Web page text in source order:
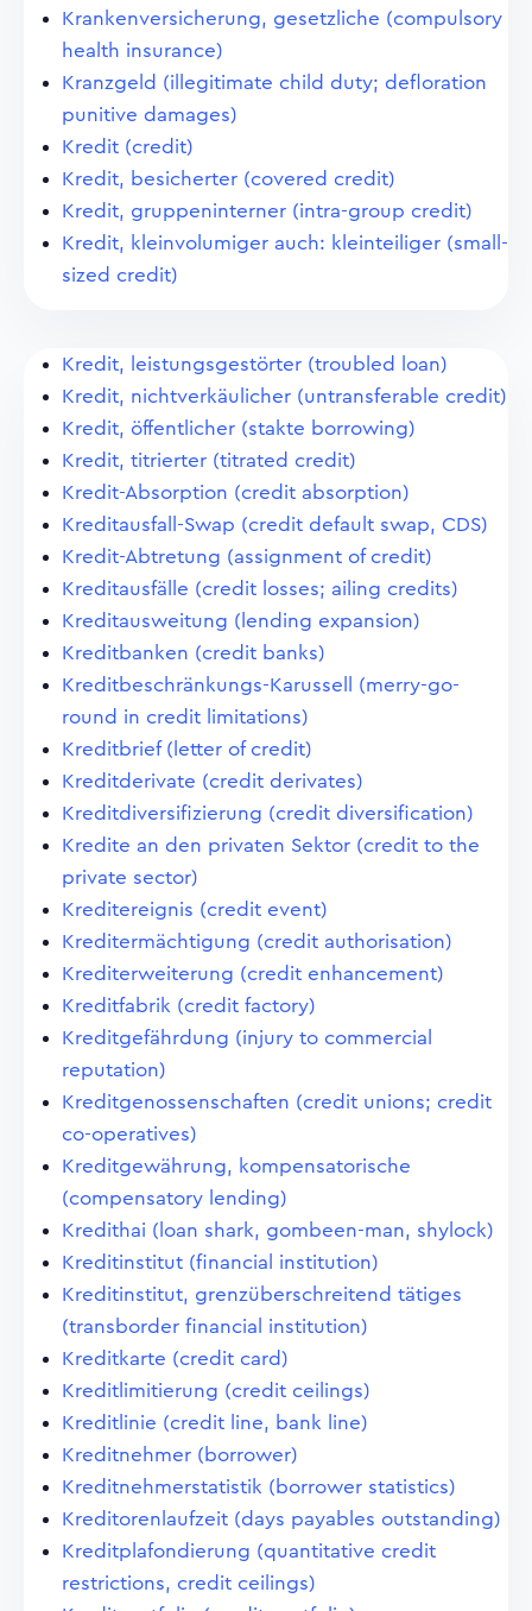
Krankenversicherung, gesetzliche (compulsory
health insurance)
Kranzgeld (illegitimate child duty; defloration
punitive damages)
Kredit (credit)
Kredit, besicherter (covered credit)
Kredit, gruppeninterner (intra-group credit)
Kredit, kleinvolumiger auch: kleinteiliger (small-
sized credit)
Kredit, leistungsgestörter (troubled loan)
Kredit, nichtverkäulicher (untransferable credit)
Kredit, öffentlicher (stakte borrowing)
Kredit, titrierter (titrated credit)
Kredit-Absorption (credit absorption)
Kreditausfall-Swap (credit default swap, CDS)
Kredit-Abtretung (assignment of credit)
Kreditausfälle (credit losses; ailing credits)
Kreditausweitung (lending expansion)
Kreditbanken (credit banks)
Kreditbeschränkungs-Karussell (merry-go-
round in credit limitations)
Kreditbrief (letter of credit)
Kreditderivate (credit derivates)
Kreditdiversifizierung (credit diversification)
Kredite an den privaten Sektor (credit to the
private sector)
Kreditereignis (credit event)
Kreditermächtigung (credit authorisation)
Krediterweiterung (credit enhancement)
Kreditfabrik (credit factory)
Kreditgefährdung (injury to commercial
reputation)
Kreditgenossenschaften (credit unions; credit
co-operatives)
Kreditgewährung, kompensatorische
(compensatory lending)
Kredithai (loan shark, gombeen-man, shylock)
Kreditinstitut (financial institution)
Kreditinstitut, grenzüberschreitend tätiges
(transborder financial institution)
Kreditkarte (credit card)
Kreditlimitierung (credit ceilings)
Kreditlinie (credit line, bank line)
Kreditnehmer (borrower)
Kreditnehmerstatistik (borrower statistics)
Kreditorenlaufzeit (days payables outstanding)
Kreditplafondierung (quantitative credit
restrictions, credit ceilings)